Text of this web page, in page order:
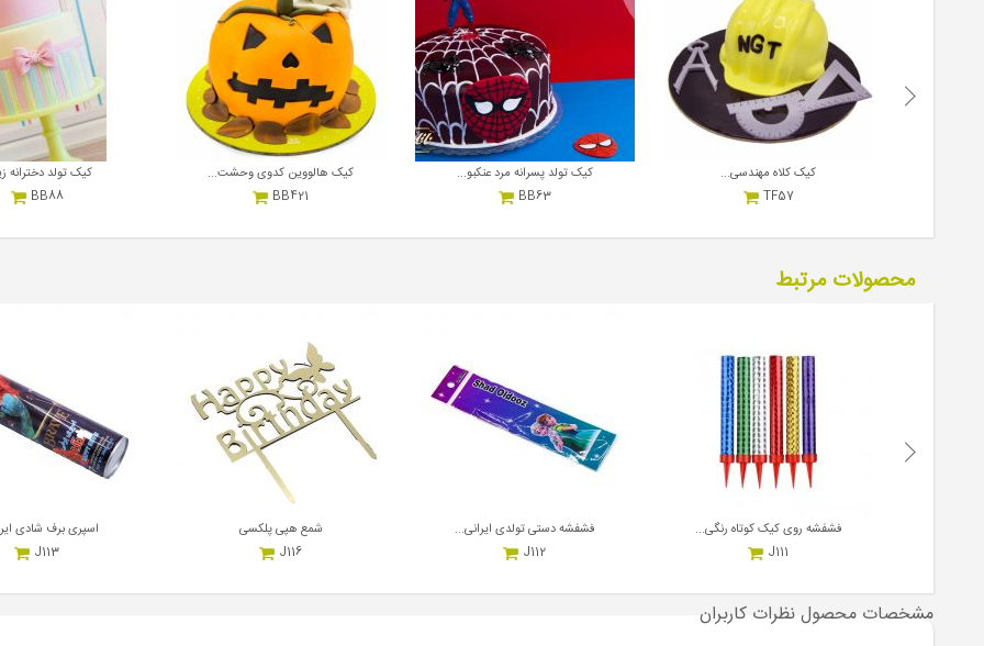
کیک کلاه مهندسی...
TF57
کیک تولد پسرانه مرد عنکبو...
BB63
کیک هالووین کدوی وحشت...
BB421
کیک تولد دخترانه
BB88
محصولات مرتبط
فشفشه روی کیک کوتاه رنگی...
J111
فشفشه دستی تولدی ایرانی...
J112
شمع هپی پلکسی
J116
اسپری برف شادی
J113
مشخصات محصول نظرات کاربران